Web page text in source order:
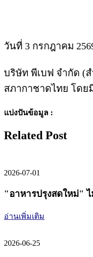
วันที่ 3 กรกฎาคม
บริษัท พีเบฟ จำกัด (
สภากาชาดไทย โดย
แบ่งปันข้อมูล :
Related Post
2026-07-01
"อาหารปรุงสดใหม่" ไ
อ่านเพิ่มเติม
2026-06-25